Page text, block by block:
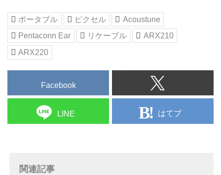
ポータブル ピクセル
Acoustune
Pentaconn Ear
リケーブル
ARX210
ARX220
Facebook
LINE はてブ
関連記事